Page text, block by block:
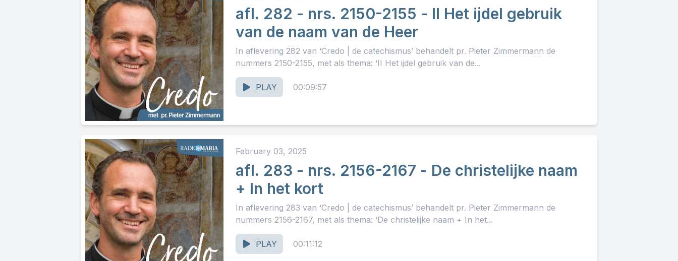
afl. 282 - nrs. 2150-2155 - II Het ijdel gebruik
van de naam van de Heer
In aflevering 282 van ‘Credo | de catechismus’ behandelt pr. Pieter Zimmermann de
nummers 2150-2155, met als thema: ‘II Het ijdel gebruik van de...
PLAY 00:09:57
February 03, 2025
afl. 283 - nrs. 2156-2167 - De christelijke naam
+ In het kort
In aflevering 283 van ‘Credo | de catechismus’ behandelt pr. Pieter Zimmermann de
nummers 2156-2167, met als thema: ‘De christelijke naam + In het...
PLAY 00:11:12